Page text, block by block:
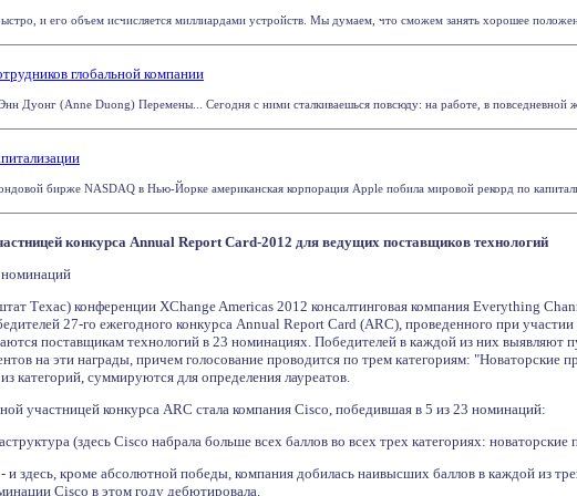
и его объем исчисляется миллиардами устройств. Мы думаем, что сможем занять хорошее
глобальной компании
Дуонг (Anne Duong) Перемены... Сегодня с ними сталкиваешься повсюду: на работе, в повседневной
бирже NASDAQ в Нью-Йорке американская корпорация Apple побила мировой рекорд по
конкурса Annual Report Card-2012 для ведущих поставщиков технологий
Техас) конференции XChange Americas 2012 консалтинговая компания Everything
27-го ежегодного конкурса Annual Report Card (ARC), проведенного при
поставщикам технологий в 23 номинациях. Победителей в каждой из них выявляют
на эти награды, причем голосование проводится по трем категориям:
категорий, суммируются для определения лауреатов.
участницей конкурса ARC стала компания Cisco, победившая в 5 из 23 номинаций:
(здесь Cisco набрала больше всех баллов во всех трех категориях:
здесь, кроме абсолютной победы, компания добилась наивысших баллов в каждой из
Cisco в этом году дебютировала.